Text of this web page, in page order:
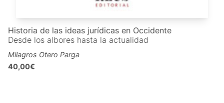
Historia de las ideas jurídicas en Occidente
Desde los albores hasta la actualidad
Milagros Otero Parga
40,00€